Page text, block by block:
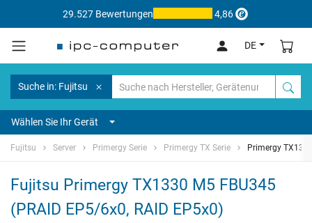
29.527 Bewertungen 4,86
DE
Suche in: Fujitsu
Wählen Sie Ihr Gerät
Fujitsu Server Primergy Serie Primergy TX Serie Primergy
Fujitsu Primergy TX1330 M5 FBU345
(PRAID EP5/6x0, RAID EP5x0)